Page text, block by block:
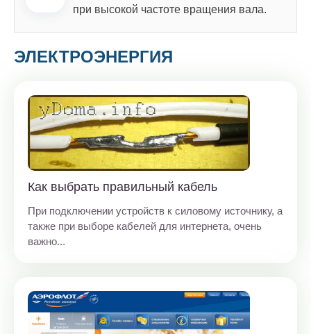
при высокой частоте вращения вала.
ЭЛЕКТРОЭНЕРГИЯ
Как выбрать правильный кабель
При подключении устройств к силовому источнику, а
также при выборе кабелей для интернета, очень
важно...